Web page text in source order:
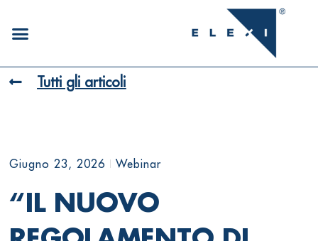
Tutti gli articoli
Giugno 23, 2026 Webinar
“IL NUOVO